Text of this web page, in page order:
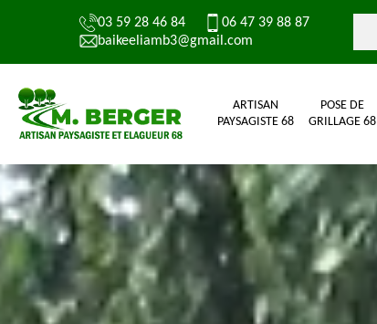
03 59 28 46 84
06 47 39 88 87
baikeeliamb3@gmail.com
ARTISAN
PAYSAGISTE 68
POSE DE
GRILLAGE 68